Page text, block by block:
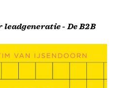
- De B2B